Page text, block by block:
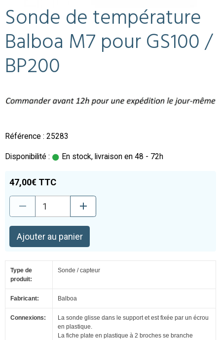
Sonde de température
Balboa M7 pour GS100 /
BP200
Référence : 25283
Disponibilité : En stock, livraison en 48 - 72h
47,00€ TTC
Ajouter au panier
Type de
produit:
Sonde / capteur
Fabricant: Balboa
Connexions:
La sonde glisse dans le support et est fixée par un écrou
en plastique.
La fiche plate en plastique à 2 broches se branche